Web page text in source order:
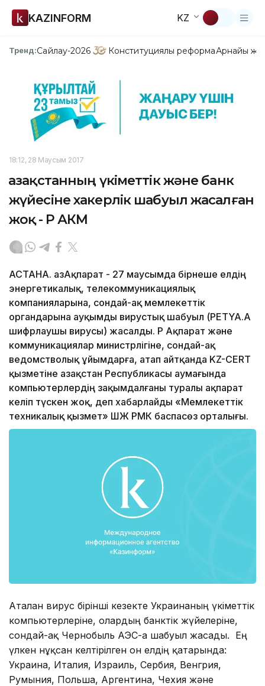
KAZINFORM KZ
Тренд:Сайлау-2026 Конституциялық реформаАрнайы
18:12, 28 Маусым 2017
Қазақстанның үкіметтік және банк
жүйесіне хакерлік шабуыл жасалған
жоқ - ҚР АКМ
АСТАНА. ҚазАқпарат - 27 маусымда бірнеше елдің
энергетикалық, телекоммуникациялық
компанияларына, сондай-ақ мемлекеттік
органдарына ауқымды вирустық шабуыл (PETYA.A
шифрлаушы вирусы) жасалды. ҚР Ақпарат және
коммуникациялар министрлігіне, сондай-ақ
ведомстволық ұйымдарға, атап айтқанда KZ-CERT
қызметіне Қазақстан Республикасы аумағында
компьютерлердің зақымдалғаны туралы ақпарат
келіп түскен жоқ, деп хабарлайды «Мемлекеттік
техникалық қызмет» ШЖҚ РМК баспасөз орталығы.
Аталған вирус бірінші кезекте Украинаның үкіметтік
компьютерлеріне, олардың банктік жүйелеріне,
сондай-ақ Чернобыль АЭС-ға шабуыл жасады. Ең
үлкен нұқсан келтірілген он елдің қатарында:
Украина, Италия, Израиль, Сербия, Венгрия,
Румыния, Польша, Аргентина, Чехия және